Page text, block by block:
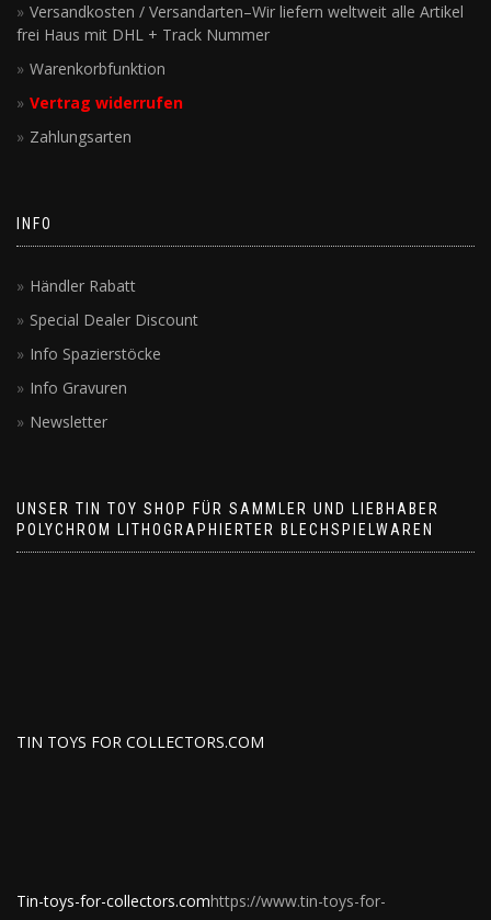
Versandkosten / Versandarten–Wir liefern weltweit alle Artikel
frei Haus mit DHL + Track Nummer
Warenkorbfunktion
Vertrag widerrufen
Zahlungsarten
INFO
Händler Rabatt
Special Dealer Discount
Info Spazierstöcke
Info Gravuren
Newsletter
UNSER TIN TOY SHOP FÜR SAMMLER UND LIEBHABER
POLYCHROM LITHOGRAPHIERTER BLECHSPIELWAREN
TIN TOYS FOR COLLECTORS.COM
Tin-toys-for-collectors.comhttps://www.tin-toys-for-